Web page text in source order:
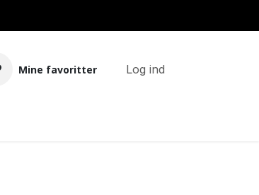
Mine favoritter Log ind